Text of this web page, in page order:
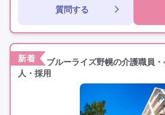
質問する
新着
ブルーライズ野幌の介護職員
人・採用